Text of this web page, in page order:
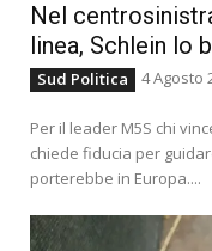
Nel
linea, Schlein lo
Sud Politica 4 Agosto
Per il leader M5S chi
chiede fiducia per
porterebbe in Europa....